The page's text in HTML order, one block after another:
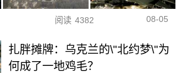
阅读 4382 08-05
扎胖摊牌：乌克兰的\"北约梦\"为
何成了一地鸡毛？